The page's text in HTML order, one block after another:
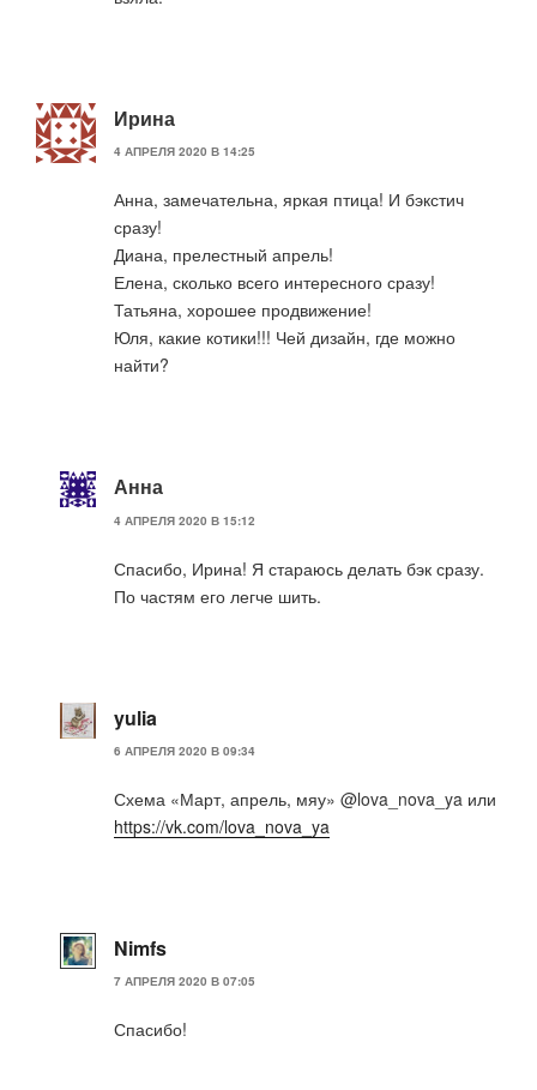
Ирина
4 АПРЕЛЯ 2020 В 14:25
Анна, замечательна, яркая птица! И бэкстич
сразу!
Диана, прелестный апрель!
Елена, сколько всего интересного сразу!
Татьяна, хорошее продвижение!
Юля, какие котики!!! Чей дизайн, где можно
найти?
Анна
4 АПРЕЛЯ 2020 В 15:12
Спасибо, Ирина! Я стараюсь делать бэк сразу.
По частям его легче шить.
yulia
6 АПРЕЛЯ 2020 В 09:34
Схема «Март, апрель, мяу» @lova_nova_ya или
https://vk.com/lova_nova_ya
Nimfs
7 АПРЕЛЯ 2020 В 07:05
Спасибо!